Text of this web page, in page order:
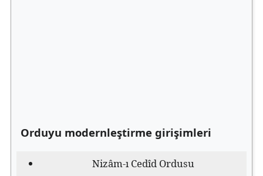
Orduyu modernleştirme girişimleri
Nizâm-ı Cedîd Ordusu